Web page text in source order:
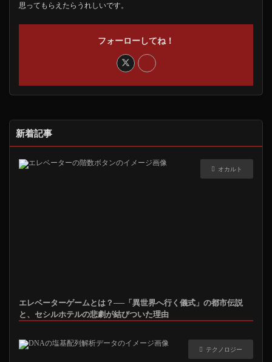
思ってもらえたらうれしいです。
フォーローしてね！
新着記事
オカルト
エレベーターゲームとは？──「異世界へ行く儀式」の都市伝説
と、セシルホテルの悲劇が結びついた理由
テクノロジー